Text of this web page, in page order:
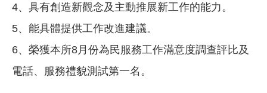
4、具有創造新觀念及主動推展新工作的能力。
5、能具體提供工作改進建議。
6、榮獲本所8月份為民服務工作滿意度調查評比及
電話、服務禮貌測試第一名。